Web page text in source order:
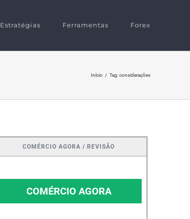
Estratégias Ferramentas Forex
Início / Tag:considerações
COMÉRCIO AGORA / REVISÃO
COMÉRCIO AGORA